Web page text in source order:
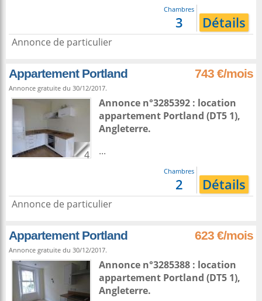
Chambres
3 Détails
Annonce de particulier
Appartement Portland 743 €/mois
Annonce gratuite du 30/12/2017.
4
Annonce n°3285392 : location
appartement Portland (DT5 1),
Angleterre.
...
Chambres
2 Détails
Annonce de particulier
Appartement Portland 623 €/mois
Annonce gratuite du 30/12/2017.
Annonce n°3285388 : location
appartement Portland (DT5 1),
Angleterre.